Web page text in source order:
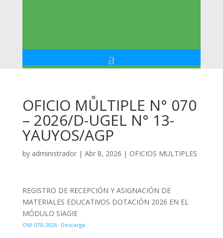
OFICIO MŮLTIPLE N° 070
– 2026/D-UGEL N° 13-
YAUYOS/AGP
by administrador| Abr 8, 2026 | OFICIOS MULTIPLES
REGISTRO DE RECEPCIÓN Y ASIGNACIÓN DE
MATERIALES EDUCATIVOS DOTACIÓN 2026 EN EL
MÓDULO SIAGIE
OM-070-2026 Descarga